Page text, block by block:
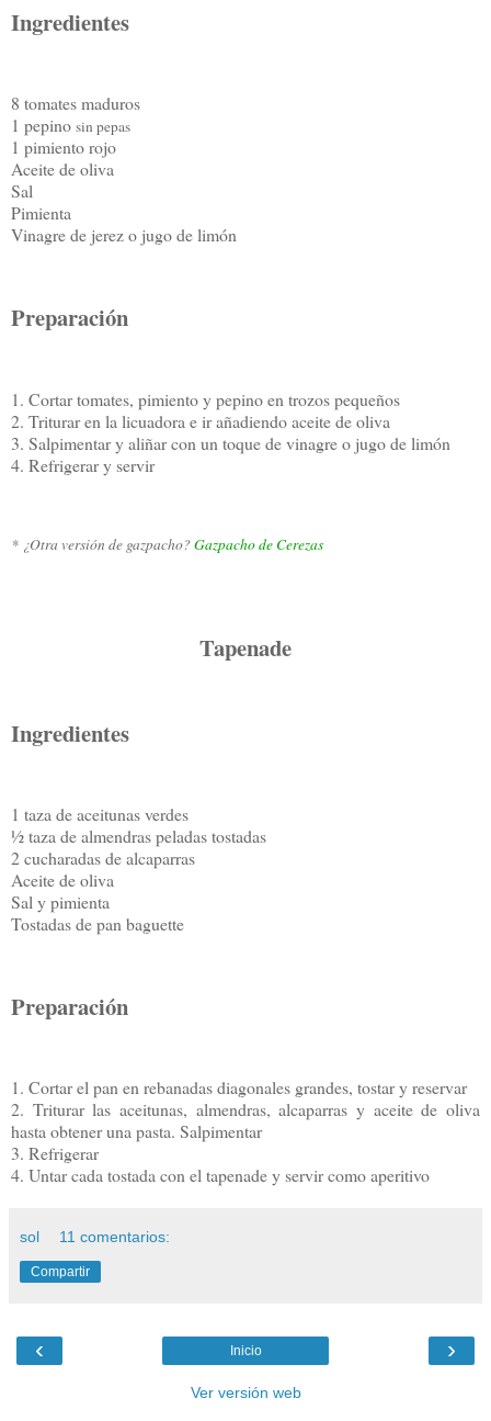
Ingredientes
8 tomates maduros
1 pepino sin pepas
1 pimiento rojo
Aceite de oliva
Sal
Pimienta
Vinagre de jerez o jugo de limón
Preparación
1. Cortar tomates, pimiento y pepino en trozos pequeños
2. Triturar en la licuadora e ir añadiendo aceite de oliva
3. Salpimentar y aliñar con un toque de vinagre o jugo de limón
4. Refrigerar y servir
* ¿Otra versión de gazpacho?Gazpacho de Cerezas
Tapenade
Ingredientes
1 taza de aceitunas verdes
½ taza de almendras peladas tostadas
2 cucharadas de alcaparras
Aceite de oliva
Sal y pimienta
Tostadas de pan baguette
Preparación
1. Cortar el pan en rebanadas diagonales grandes, tostar y reservar
2. Triturar las aceitunas, almendras, alcaparras y aceite de oliva
hasta obtener una pasta. Salpimentar
3. Refrigerar
4. Untar cada tostada con el tapenade y servir como aperitivo
sol 11 comentarios:
Compartir
‹ ›
Inicio
Ver versión web